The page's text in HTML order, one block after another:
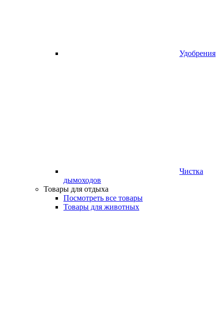
Удобрения
Чистка
дымоходов
Товары для отдыха
Посмотреть все товары
Товары для животных